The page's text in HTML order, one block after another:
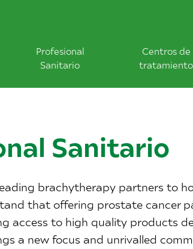
Profesional
Sanitario
Centros de
tratamiento
Sanitario
brachytherapy partners to
that offering prostate cancer
access to high quality products
a new focus and unrivalled